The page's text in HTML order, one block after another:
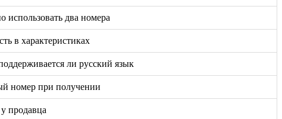
два номера
в характеристиках
ли русский язык
номер при получении
продавца